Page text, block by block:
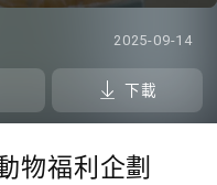
2025-09-14
下載
物福利企劃